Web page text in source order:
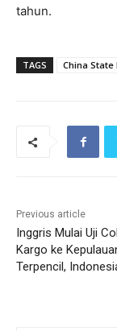
tahun.
TAGS China State
Previous article
Inggris Mulai Uji
Kargo ke
Terpencil,